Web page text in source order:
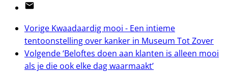
Email
Vorige Kwaadaardig mooi - Een intieme
tentoonstelling over kanker in Museum Tot Zover
Volgende‘Beloftes doen aan klanten is alleen mooi
als je die ook elke dag waarmaakt’